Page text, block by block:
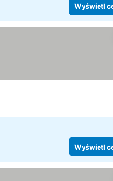
Wyświetl
Wyświetl